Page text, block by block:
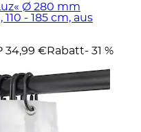
Ø 280 mm
- 185 cm, aus
34,99 € Rabatt- 31 %